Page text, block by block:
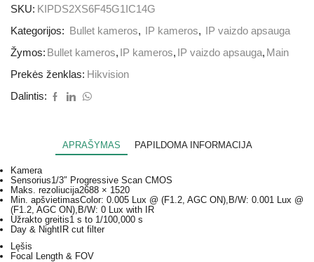
SKU: KIPDS2XS6F45G1IC14G
Kategorijos:
Bullet kameros, IP kameros,
IP vaizdo apsauga
Žymos: Bullet kameros, IP kameros, IP vaizdo apsauga, Main
Prekės ženklas: Hikvision
Dalintis:
APRAŠYMAS PAPILDOMA INFORMACIJA
Kamera
Sensorius1/3″ Progressive Scan CMOS
Maks. rezoliucija2688 × 1520
Min. apšvietimasColor: 0.005 Lux @ (F1.2, AGC ON),B/W: 0.001 Lux @
(F1.2, AGC ON),B/W: 0 Lux with IR
Užrakto greitis1 s to 1/100,000 s
Day & Night IR cut filter
Lęšis
Focal Length & FOV